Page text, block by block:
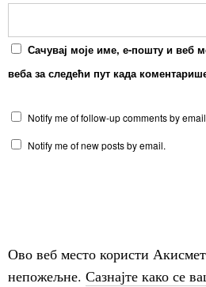
Сачувај моје име, е-пошту и веб
веба за следећи пут када
Notify me of follow-up comments by
Notify me of new posts by email.
Ово веб место користи
непожељне. Сазнајте како се